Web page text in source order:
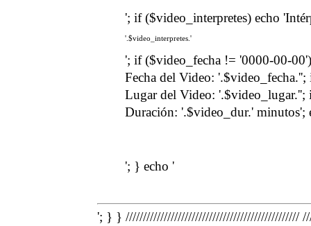
'; if ($video_interpretes) echo
'.$video_interpretes.'
'; if ($video_fecha != '0000-00-
Fecha del Video:
Lugar del Video:
Duración: '.$video_dur.' minutos';
'; } echo '
'; } } //////////////////////////////////////////////////